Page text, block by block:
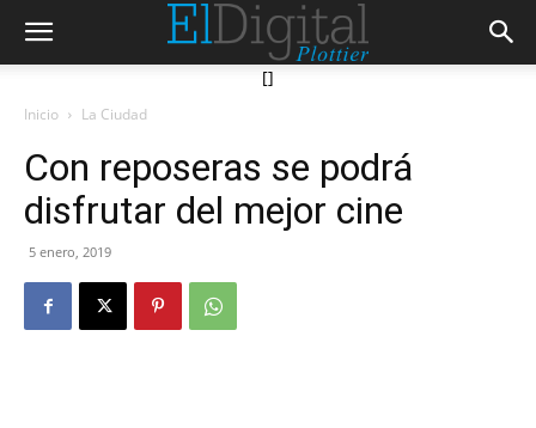
[]
Inicio La Ciudad
Con reposeras se podrá
disfrutar del mejor cine
5 enero, 2019